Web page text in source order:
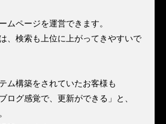
ムページを運営できます。
、検索も上位に上がってきやすいで
ム構築をされていたお客様も
ログ感覚で、更新ができる」と、